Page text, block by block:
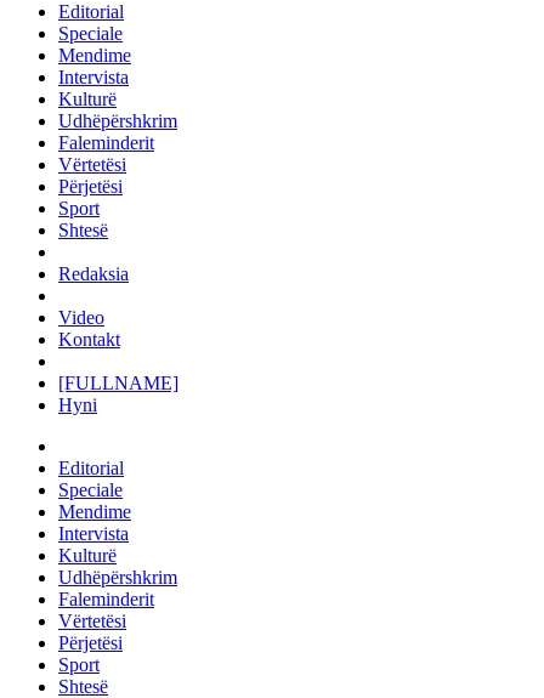
Editorial
Speciale
Mendime
Intervista
Kulturë
Udhëpërshkrim
Faleminderit
Vërtetësi
Përjetësi
Sport
Shtesë
Redaksia
Video
Kontakt
[FULLNAME]
Hyni
Editorial
Speciale
Mendime
Intervista
Kulturë
Udhëpërshkrim
Faleminderit
Vërtetësi
Përjetësi
Sport
Shtesë